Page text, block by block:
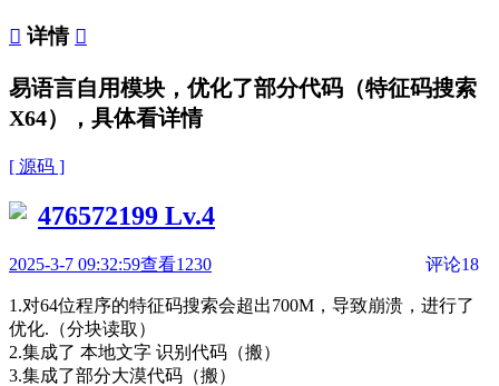
 详情 
易语言自用模块，优化了部分代码（特征码搜索
X64），具体看详情
[ 源码 ]
476572199 Lv.4
2025-3-7 09:32:59查看1230 评论18
1.对64位程序的特征码搜索会超出700M，导致崩溃，进行了
优化.（分块读取）
2.集成了 本地文字 识别代码（搬）
3.集成了部分大漠代码（搬）